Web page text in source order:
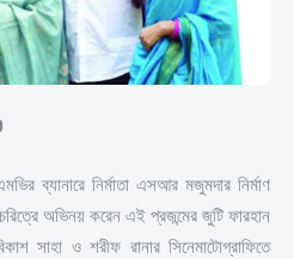
ব্যানারে নির্মাতা এসআর মজুমদার নির্মাণ
অভিনয় করেন এই প্রজন্মের জুটি ফারহান
সাহা ও শরীফ রানার সিনেমাটোগ্রাফিতে